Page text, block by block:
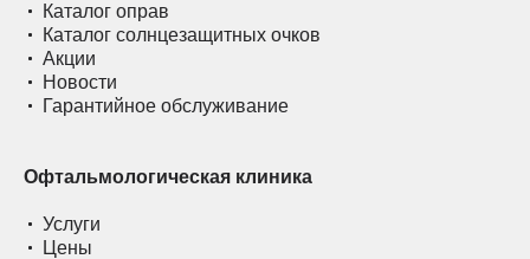
Каталог оправ
Каталог солнцезащитных очков
Акции
Новости
Гарантийное обслуживание
Офтальмологическая клиника
Услуги
Цены